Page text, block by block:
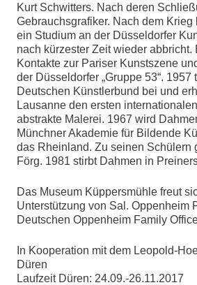
Kurt Schwitters. Nach deren
Gebrauchsgrafiker. Nach dem Krieg
ein Studium an der Düsseldorfer
nach kürzester Zeit wieder abbricht.
Kontakte zur Pariser Kunstszene
der Düsseldorfer „Gruppe 53“. 1957
Deutschen Künstlerbund bei und
Lausanne den ersten
abstrakte Malerei. 1967 wird
Münchner Akademie für Bildende
das Rheinland. Zu seinen Schülern
Förg. 1981 stirbt Dahmen in
Das Museum Küppersmühle freut
Unterstützung von Sal. Oppenheim
Deutschen Oppenheim Family
In Kooperation mit dem Leopold-
Düren
Laufzeit Düren: 24.09.-26.11.2017